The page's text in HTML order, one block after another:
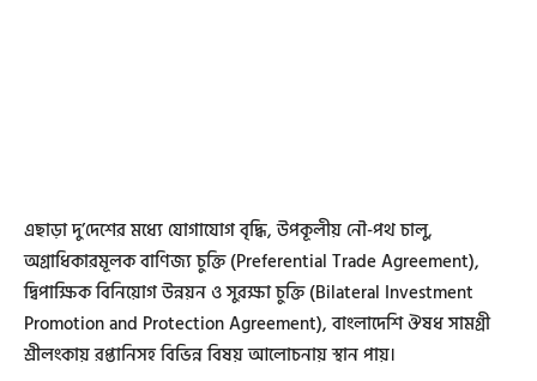
এছাড়া দু’দেশের মধ্যে যোগাযোগ বৃদ্ধি, উপকূলীয় নৌ-পথ চালু,
অগ্রাধিকারমূলক বাণিজ্য চুক্তি (Preferential Trade Agreement),
দ্বিপাক্ষিক বিনিয়োগ উন্নয়ন ও সুরক্ষা চুক্তি (Bilateral Investment
Promotion and Protection Agreement), বাংলাদেশি ঔষধ সামগ্রী
শ্রীলংকায় রপ্তানিসহ বিভিন্ন বিষয় আলোচনায় স্থান পায়।